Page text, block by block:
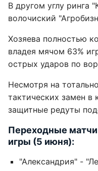
В другом углу ринга
волочиский
Хозяева полностью
владея мячом 63%
острых ударов по
Несмотря на
тактических замен в
защитные редуты
Переходные
игры (5 июня):
"Александрия" -